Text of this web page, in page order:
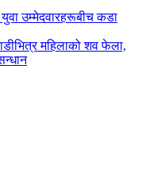
उम्मेदवारहरूबीच कडा
महिलाको शव फेला,